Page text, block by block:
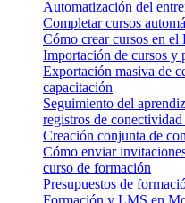
Automatización del
Completar cursos
Cómo crear cursos en
Importación de cursos y
Exportación masiva de
capacitación
Seguimiento del
registros de
Creación conjunta de
Cómo enviar
curso de formación
Presupuestos de
Formación y LMS en